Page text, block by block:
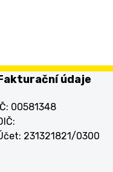
údaje
00581348
231321821/0300